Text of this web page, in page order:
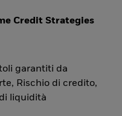
Credit Strategies
garantiti da
Rischio di credito,
liquidità